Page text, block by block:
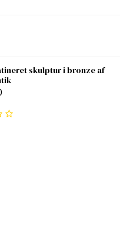
skulptur i bronze af